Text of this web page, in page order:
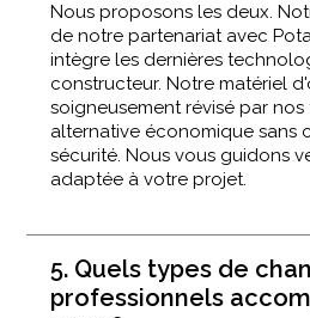
Nous proposons les deux.
de notre partenariat avec
intègre les dernières
constructeur. Notre matériel
soigneusement révisé par
alternative économique sans
sécurité. Nous vous guidons
adaptée à votre projet.
5. Quels types de
professionnels